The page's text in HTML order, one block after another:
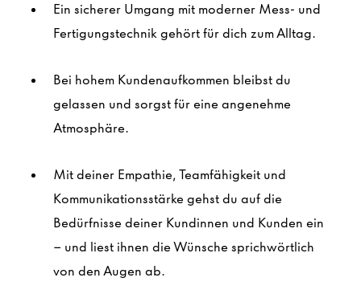
Ein sicherer Umgang mit moderner Mess- und
Fertigungstechnik gehört für dich zum Alltag.
Bei hohem Kundenaufkommen bleibst du
gelassen und sorgst für eine angenehme
Atmosphäre.
Mit deiner Empathie, Teamfähigkeit und
Kommunikationsstärke gehst du auf die
Bedürfnisse deiner Kundinnen und Kunden ein
– und liest ihnen die Wünsche sprichwörtlich
von den Augen ab.